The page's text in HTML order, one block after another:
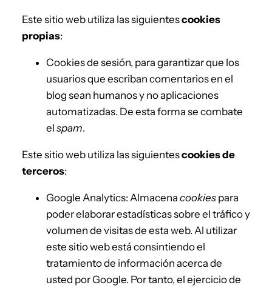
Este sitio web utiliza las siguientescookies
propias:
Cookies de sesión, para garantizar que los
usuarios que escriban comentarios en el
blog sean humanos y no aplicaciones
automatizadas. De esta forma se combate
el spam.
Este sitio web utiliza las siguientescookies de
terceros:
Google Analytics: Almacena cookies para
poder elaborar estadísticas sobre el tráfico y
volumen de visitas de esta web. Al utilizar
este sitio web está consintiendo el
tratamiento de información acerca de
usted por Google. Por tanto, el ejercicio de